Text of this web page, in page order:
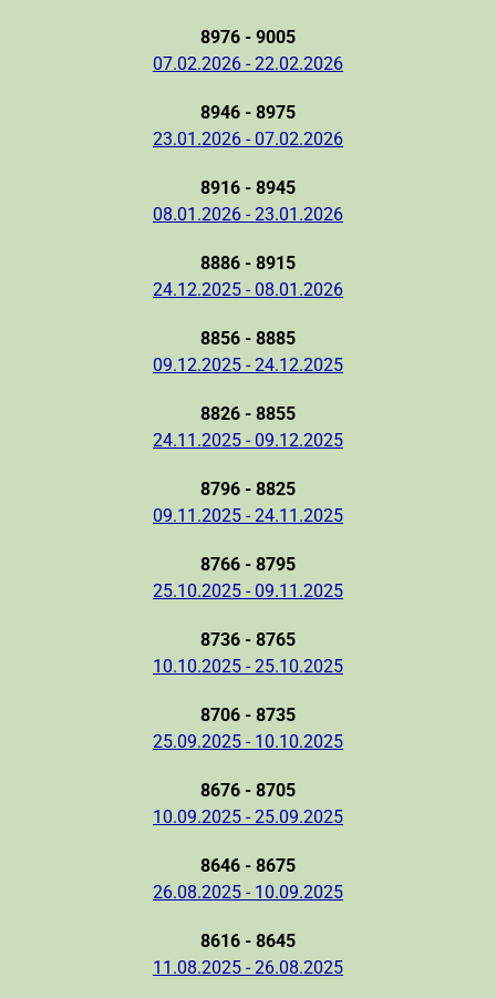
8976 - 9005
07.02.2026 - 22.02.2026
8946 - 8975
23.01.2026 - 07.02.2026
8916 - 8945
08.01.2026 - 23.01.2026
8886 - 8915
24.12.2025 - 08.01.2026
8856 - 8885
09.12.2025 - 24.12.2025
8826 - 8855
24.11.2025 - 09.12.2025
8796 - 8825
09.11.2025 - 24.11.2025
8766 - 8795
25.10.2025 - 09.11.2025
8736 - 8765
10.10.2025 - 25.10.2025
8706 - 8735
25.09.2025 - 10.10.2025
8676 - 8705
10.09.2025 - 25.09.2025
8646 - 8675
26.08.2025 - 10.09.2025
8616 - 8645
11.08.2025 - 26.08.2025